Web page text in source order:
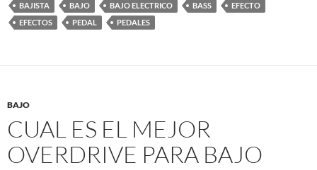
BAJISTA BAJO BAJO ELECTRICO BASS
EFECTO
EFECTOS
PEDAL PEDALES
BAJO
CUAL ES EL MEJOR
OVERDRIVE PARA BAJO